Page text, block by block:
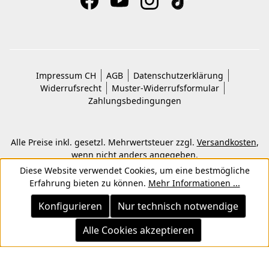
Impressum CH AGB
Datenschutzerklärung
Widerrufsrecht
Muster-Widerrufsformular
Zahlungsbedingungen
Alle Preise inkl. gesetzl. Mehrwertsteuer zzgl. Versandkosten,
wenn nicht anders angegeben.
© 2026 Copyright © Kwon KG. Alle Rechte vorbehalten.
Diese Website verwendet Cookies, um eine bestmögliche
Erfahrung bieten zu können. Mehr Informationen ...
Nur technisch notwendige
Konfigurieren
Alle Cookies akzeptieren